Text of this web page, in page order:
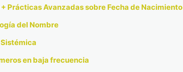
Prácticas Avanzadas sobre Fecha de Nacimiento
del Nombre
en baja frecuencia